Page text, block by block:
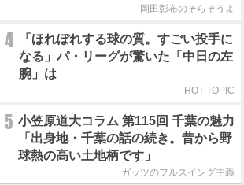
岡田彰布のそらそうよ
4
「ほれぼれする球の質。すごい投手に
なる」パ・リーグが驚いた「中日の左
腕」は
HOT TOPIC
5 小笠原道大コラム 第115回 千葉の魅力
「出身地・千葉の話の続き。昔から野
球熱の高い土地柄です」
ガッツのフルスイング主義